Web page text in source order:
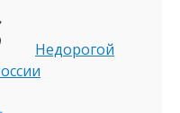
Недорогой